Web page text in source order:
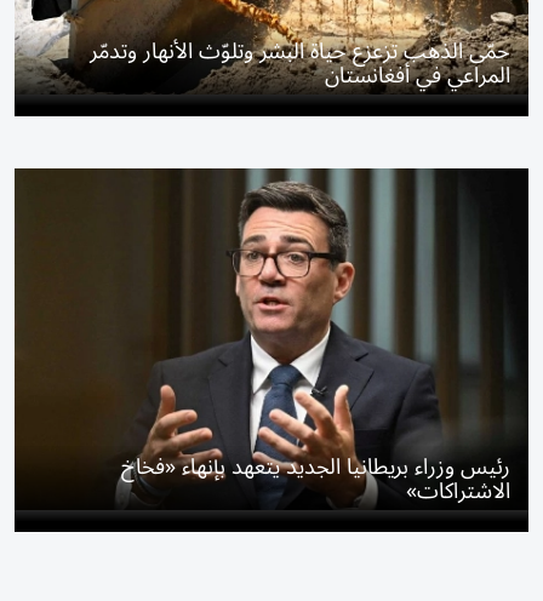
حمّى الذهب تزعزع حياة البشر وتلوّث الأنهار وتدمّر
المراعي في أفغانستان
رئيس وزراء بريطانيا الجديد يتعهد بإنهاء «فخاخ
الاشتراكات»